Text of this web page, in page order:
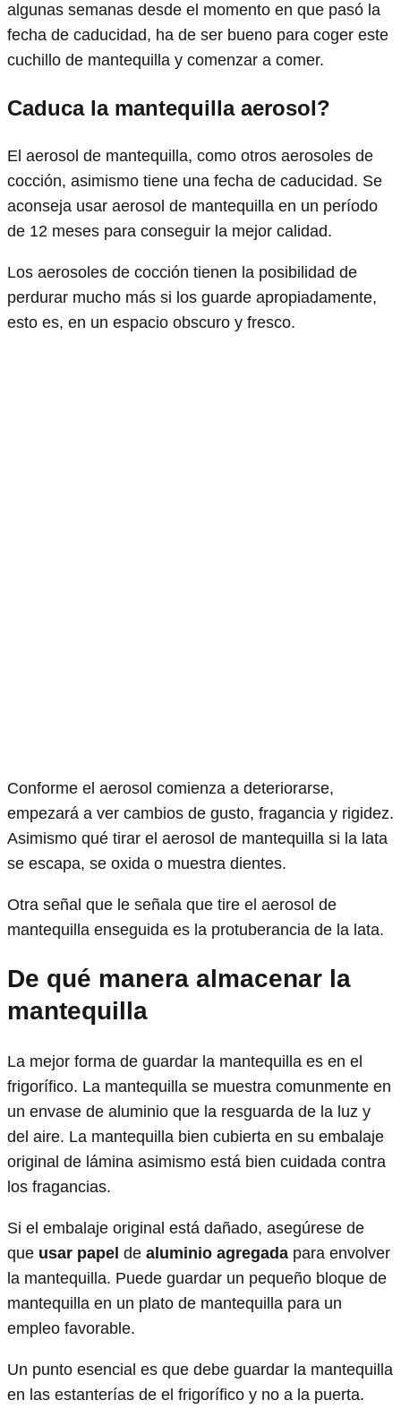
algunas semanas desde el momento en que pasó la
fecha de caducidad, ha de ser bueno para coger este
cuchillo de mantequilla y comenzar a comer.
Caduca la mantequilla aerosol?
El aerosol de mantequilla, como otros aerosoles de
cocción, asimismo tiene una fecha de caducidad. Se
aconseja usar aerosol de mantequilla en un período
de 12 meses para conseguir la mejor calidad.
Los aerosoles de cocción tienen la posibilidad de
perdurar mucho más si los guarde apropiadamente,
esto es, en un espacio obscuro y fresco.
Conforme el aerosol comienza a deteriorarse,
empezará a ver cambios de gusto, fragancia y rigidez.
Asimismo qué tirar el aerosol de mantequilla si la lata
se escapa, se oxida o muestra dientes.
Otra señal que le señala que tire el aerosol de
mantequilla enseguida es la protuberancia de la lata.
De qué manera almacenar la
mantequilla
La mejor forma de guardar la mantequilla es en el
frigorífico. La mantequilla se muestra comunmente en
un envase de aluminio que la resguarda de la luz y
del aire. La mantequilla bien cubierta en su embalaje
original de lámina asimismo está bien cuidada contra
los fragancias.
Si el embalaje original está dañado, asegúrese de
que usar papel de aluminio agregada para envolver
la mantequilla. Puede guardar un pequeño bloque de
mantequilla en un plato de mantequilla para un
empleo favorable.
Un punto esencial es que debe guardar la mantequilla
en las estanterías de el frigorífico y no a la puerta.